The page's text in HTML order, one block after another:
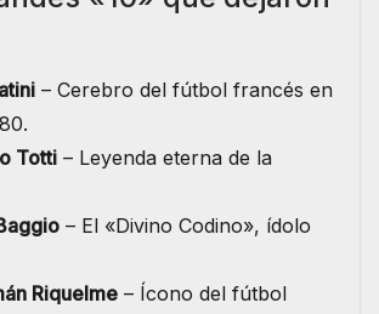
– Cerebro del fútbol francés en
Totti – Leyenda eterna de la
– El «Divino Codino», ídolo
Riquelme – Ícono del fútbol